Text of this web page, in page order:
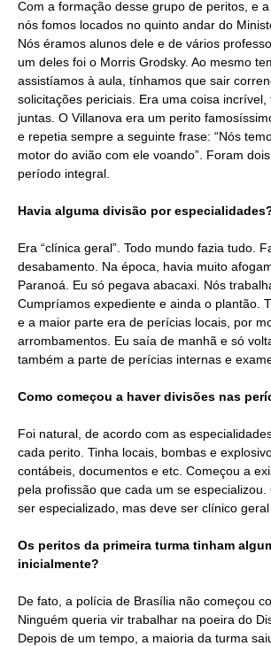
Com a formação desse grupo de peritos, e a
nós fomos locados no quinto andar do
Nós éramos alunos dele e de vários
um deles foi o Morris Grodsky. Ao mesmo
assistíamos à aula, tínhamos que sair
solicitações periciais. Era uma coisa incrível,
juntas. O Villanova era um perito
e repetia sempre a seguinte frase: “Nós
motor do avião com ele voando”. Foram
período integral.
Havia alguma divisão por
Era “clínica geral”. Todo mundo fazia tudo.
desabamento. Na época, havia muito
Paranoá. Eu só pegava abacaxi. Nós
Cumpríamos expediente e ainda o plantão.
e a maior parte era de perícias locais, por
arrombamentos. Eu saía de manhã e só
também a parte de perícias internas e
Como começou a haver divisões nas
Foi natural, de acordo com as
cada perito. Tinha locais, bombas e
contábeis, documentos e etc. Começou a
pela profissão que cada um se
ser especializado, mas deve ser clínico geral
Os peritos da primeira turma tinham
inicialmente?
De fato, a polícia de Brasília não começou
Ninguém queria vir trabalhar na poeira do
Depois de um tempo, a maioria da turma